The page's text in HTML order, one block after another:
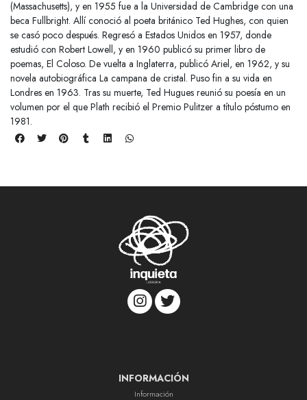
(Massachusetts), y en 1955 fue a la Universidad de Cambridge con una
beca Fullbright. Allí conoció al poeta británico Ted Hughes, con quien
se casó poco después. Regresó a Estados Unidos en 1957, donde
estudió con Robert Lowell, y en 1960 publicó su primer libro de
poemas, El Coloso. De vuelta a Inglaterra, publicó Ariel, en 1962, y su
novela autobiográfica La campana de cristal. Puso fin a su vida en
Londres en 1963. Tras su muerte, Ted Hugues reunió su poesía en un
volumen por el que Plath recibió el Premio Pulitzer a título póstumo en
1981.
INFORMACIÓN
Información